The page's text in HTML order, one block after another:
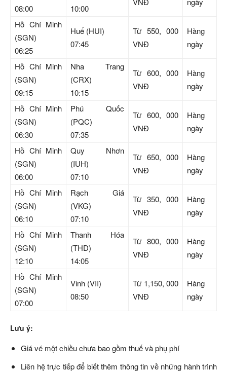
08:00
10:00
Hồ Chí Minh
(SGN)
06:25
Huế (HUI)
07:45
Từ 550, 000
VNĐ
Hàng
ngày
Hồ Chí Minh
(SGN)
09:15
Nha Trang
(CRX)
10:15
Từ 600, 000
VNĐ
Hàng
ngày
Hồ Chí Minh
(SGN)
06:30
Phú Quốc
(PQC)
07:35
Từ 600, 000
VNĐ
Hàng
ngày
Hồ Chí Minh
(SGN)
06:00
Quy Nhơn
(IUH)
07:10
Từ 650, 000
VNĐ
Hàng
ngày
Hồ Chí Minh
(SGN)
06:10
Rạch Giá
(VKG)
07:10
Từ 350, 000
VNĐ
Hàng
ngày
Hồ Chí Minh
(SGN)
12:10
Thanh Hóa
(THD)
14:05
Từ 800, 000
VNĐ
Hàng
ngày
Hồ Chí Minh
(SGN)
07:00
Vinh (VII)
08:50
Từ 1,150, 000
VNĐ
Hàng
ngày
Lưu ý:
Giá vé một chiều chưa bao gồm thuế và phụ phí
Liên hệ trực tiếp để biết thêm thông tin về những hành trình